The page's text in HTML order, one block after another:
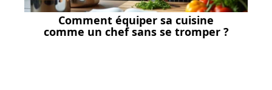
Comment équiper sa cuisine
comme un chef sans se tromper ?